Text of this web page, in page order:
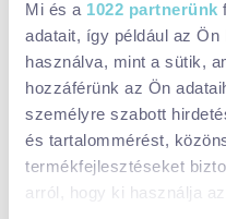
Mi és a 1022 partnerünk
adatait, így például az
használva, mint a sütik,
hozzáférünk az Ön
személyre szabott
és tartalommérést,
termékfejlesztéseket
arról, hogy ki használja
csúcsgasztronómiában is
Balaton-felvidék nevét vigye
„A NivEGY Bor az első
egyet jelentsen a
hozzá Szik Mátyás.